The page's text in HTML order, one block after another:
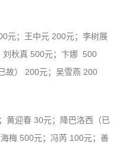
元；王中元 200元；李树展
秋真 500元；卞娜 500
故） 200元；吴雪燕 200
黄迎春 30元；降巴洛西（已
梅 500元；冯芮 100元；善